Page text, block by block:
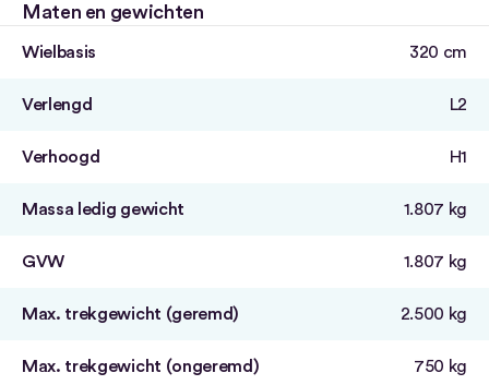
Maten en gewichten
Wielbasis 320 cm
Verlengd L2
Verhoogd H1
Massa ledig gewicht 1.807 kg
GVW 1.807 kg
Max. trekgewicht (geremd) 2.500 kg
Max. trekgewicht (ongeremd) 750 kg